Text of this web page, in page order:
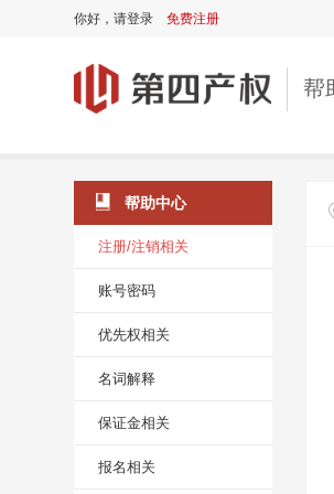
你好， 请登录 免费注册
帮
帮助中心
注册/注销相关
账号密码
优先权相关
名词解释
保证金相关
报名相关